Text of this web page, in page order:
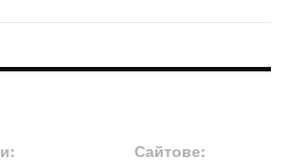
Сайтове: